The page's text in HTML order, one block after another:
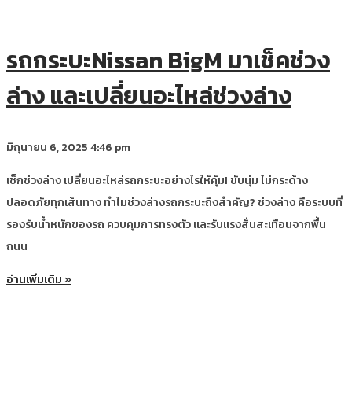
รถกระบะNissan BigM มาเช็คช่วง
ล่าง และเปลี่ยนอะไหล่ช่วงล่าง
มิถุนายน 6, 20254:46 pm
เช็กช่วงล่าง เปลี่ยนอะไหล่รถกระบะอย่างไรให้คุ้ม! ขับนุ่ม ไม่กระด้าง
ปลอดภัยทุกเส้นทาง ทำไมช่วงล่างรถกระบะถึงสำคัญ? ช่วงล่าง คือระบบที่
รองรับน้ำหนักของรถ ควบคุมการทรงตัว และรับแรงสั่นสะเทือนจากพื้น
ถนน
อ่านเพิ่มเติม »